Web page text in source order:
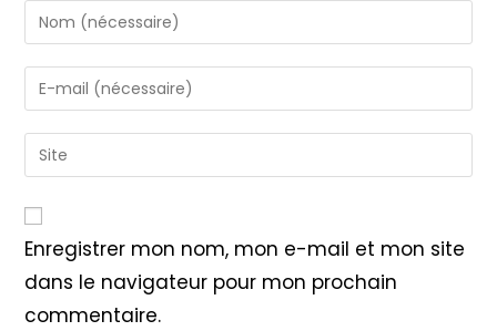
Enter
your
name
or
to
comment
Enter
your
email
address
Saisir
l’URL
votre
site
(facultatif)
Enregistrer mon nom, mon e-mail et mon site
dans le navigateur pour mon prochain
commentaire.